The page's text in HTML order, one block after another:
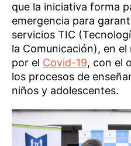
que la iniciativa forma
emergencia para
servicios TIC
la Comunicación), en
por el Covid-19, con el
los procesos de
niños y adolescentes.